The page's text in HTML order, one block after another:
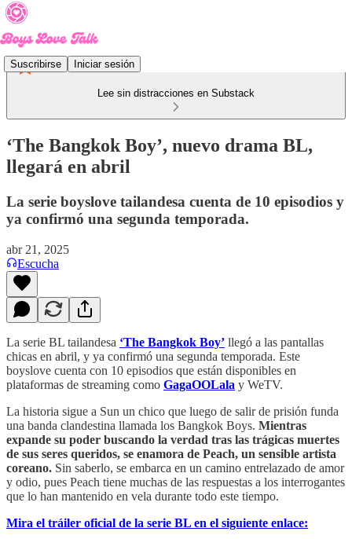
Suscribirse Iniciar sesión
Lee sin distracciones en Substack
‘The Bangkok Boy’, nuevo drama BL,
llegará en abril
La serie boyslove tailandesa cuenta de 10 episodios y
ya confirmó una segunda temporada.
abr 21, 2025
Escucha
La serie BL tailandesa ‘The Bangkok Boy’ llegó a las pantallas
chicas en abril, y ya confirmó una segunda temporada. Este
boyslove cuenta con 10 episodios que están disponibles en
plataformas de streaming como GagaOOLala y WeTV.
La historia sigue a Sun un chico que luego de salir de prisión funda
una banda clandestina llamada los Bangkok Boys. Mientras
expande su poder buscando la verdad tras las trágicas muertes
de sus seres queridos, se enamora de Peach, un sensible artista
coreano. Sin saberlo, se embarca en un camino entrelazado de amor
y odio, pues Peach tiene muchas de las respuestas a los interrogantes
que lo han mantenido en vela durante todo este tiempo.
Mira el tráiler oficial de la serie BL en el siguiente enlace: